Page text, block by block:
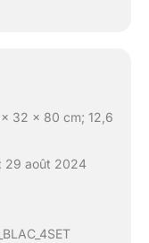
32 x 80 cm; 12,6
29 août 2024